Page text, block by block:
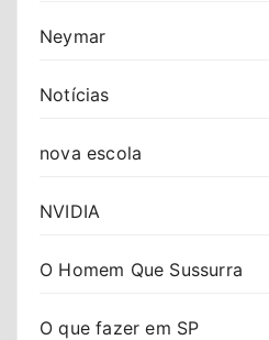
Neymar
Notícias
nova escola
NVIDIA
O Homem Que Sussurra
O que fazer em SP